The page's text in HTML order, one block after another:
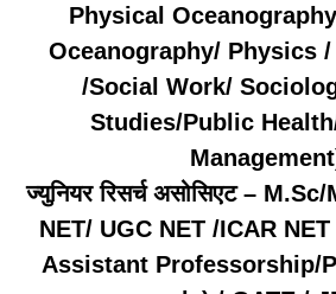
Physical
Oceanography/ Physics
/Social Work/
Studies/Public
ज्युनियर रिसर्च असोसिएट – M.Sc/
NET/ UGC NET /ICAR
Assistant Professorship/